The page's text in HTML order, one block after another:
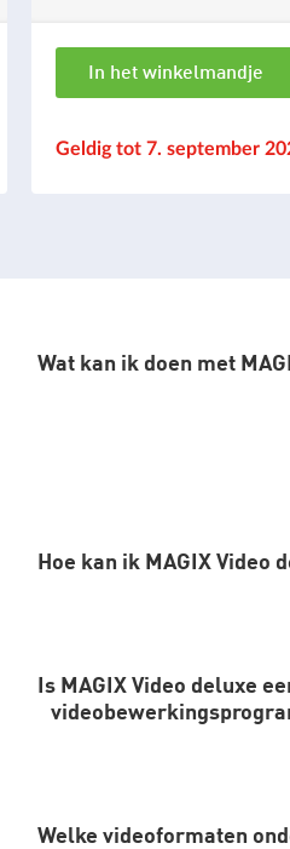
In het winkelmandje
Geldig tot 7. september
Wat kan ik doen met
Hoe kan ik MAGIX Video
Je kunt direct upgraden
gewenste versie in het
Is MAGIX Video deluxe
Ja, MAGIX Video deluxe is
Welke videoformaten